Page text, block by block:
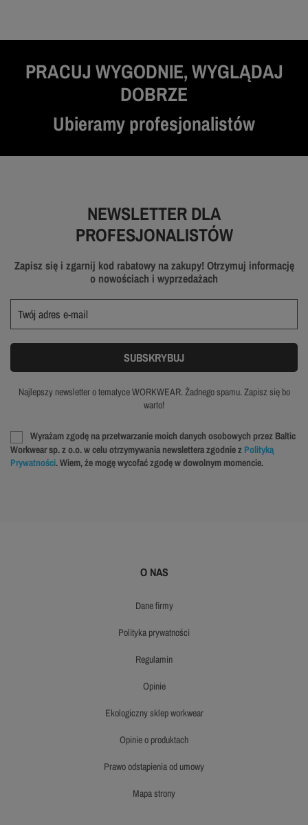
PRACUJ WYGODNIE, WYGLĄDAJ
DOBRZE
Ubieramy profesjonalistów
NEWSLETTER DLA
PROFESJONALISTÓW
Zapisz się i zgarnij kod rabatowy na zakupy! Otrzymuj informację
o nowościach i wyprzedażach
Najlepszy newsletter o tematyce WORKWEAR. Żadnego spamu. Zapisz się bo
warto!
Wyrażam zgodę na przetwarzanie moich danych osobowych przez Baltic
Workwear sp. z o.o. w celu otrzymywania newslettera zgodnie z Polityką
Prywatności. Wiem, że mogę wycofać zgodę w dowolnym momencie.
O NAS
dane firmy
polityka prywatności
regulamin
opinie
ekologiczny sklep workwear
opinie o produktach
prawo odstąpienia od umowy
mapa strony